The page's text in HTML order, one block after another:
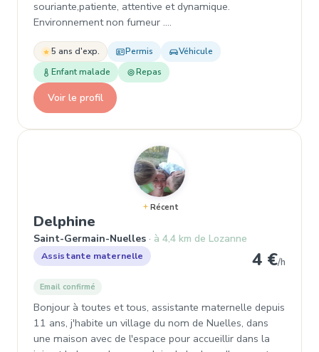
souriante,patiente, attentive et dynamique.
Environnement non fumeur .…
5 ans d'exp. Permis
Véhicule
Enfant malade
Repas
Voir le profil
Récent
Delphine
Saint-Germain-Nuelles à 4,4 km de Lozanne
Assistante maternelle 4 €/h
Email confirmé
Bonjour à toutes et tous, assistante maternelle depuis
11 ans, j'habite un village du nom de Nuelles, dans
une maison avec de l'espace pour accueillir dans la